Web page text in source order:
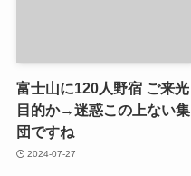
富士山に120人野宿 ご来光
目的か→迷惑この上ない集
団ですね
2024-07-27